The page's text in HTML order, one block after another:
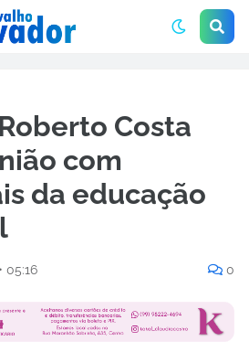
Costa
com
da educação
• 05:16 0